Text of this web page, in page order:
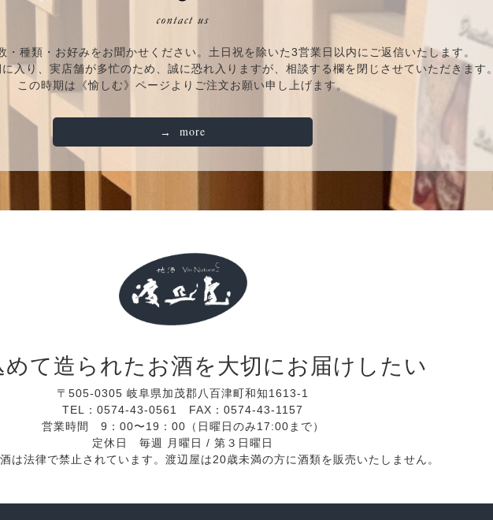
・種類・お好みをお聞かせください。土日祝を除いた3営業日以内にご返信いたします。
入り、実店舗が多忙のため、誠に恐れ入りますが、相談する欄を閉じさせていただきます。
この時期は《愉しむ》ページよりご注文お願い申し上げます。
more
て造られたお酒を大切にお届けしたい
〒505-0305 岐阜県加茂郡八百津町和知1613-1
TEL： 0574-43-0561
FAX：0574-43-1157
営業時間 9：00〜19：00（日曜日のみ17:00まで）
定休日 毎週 月曜日 / 第３日曜日
は法律で禁止されています。渡辺屋は20歳未満の方に酒類を販売いたしません。